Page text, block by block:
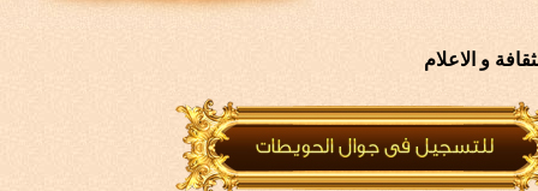
و الاعلام